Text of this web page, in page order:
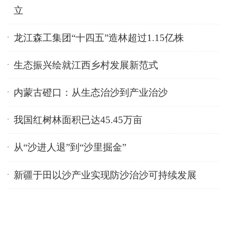
立
龙江森工集团“十四五”造林超过1.15亿株
生态振兴绘就江西乡村发展新范式
内蒙古磴口：从生态治沙到产业治沙
我国红树林面积已达45.45万亩
从“沙进人退”到“沙里掘金”
新疆于田以沙产业实现防沙治沙可持续发展